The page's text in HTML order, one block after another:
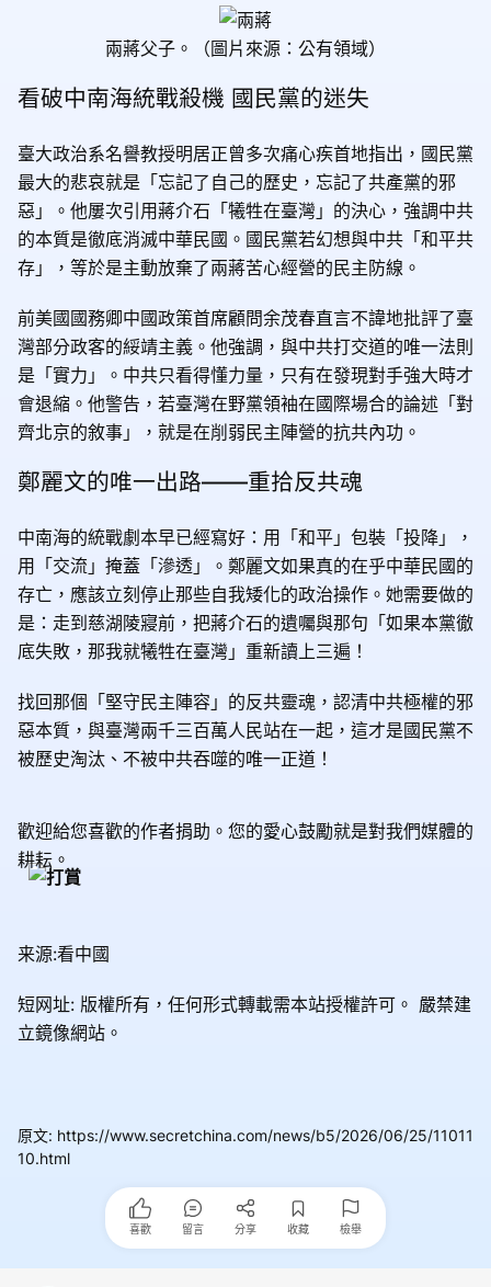
兩蔣父子。（圖片來源：公有領域）
看破中南海統戰殺機 國民黨的迷失
臺大政治系名譽教授明居正曾多次痛心疾首地指出，國民黨
最大的悲哀就是「忘記了自己的歷史，忘記了共產黨的邪
惡」。他屢次引用蔣介石「犧牲在臺灣」的決心，強調中共
的本質是徹底消滅中華民國。國民黨若幻想與中共「和平共
存」，等於是主動放棄了兩蔣苦心經營的民主防線。
前美國國務卿中國政策首席顧問余茂春直言不諱地批評了臺
灣部分政客的綏靖主義。他強調，與中共打交道的唯一法則
是「實力」。中共只看得懂力量，只有在發現對手強大時才
會退縮。他警告，若臺灣在野黨領袖在國際場合的論述「對
齊北京的敘事」，就是在削弱民主陣營的抗共內功。
鄭麗文的唯一出路——重拾反共魂
中南海的統戰劇本早已經寫好：用「和平」包裝「投降」，
用「交流」掩蓋「滲透」。鄭麗文如果真的在乎中華民國的
存亡，應該立刻停止那些自我矮化的政治操作。她需要做的
是：走到慈湖陵寢前，把蔣介石的遺囑與那句「如果本黨徹
底失敗，那我就犧牲在臺灣」重新讀上三遍！
找回那個「堅守民主陣容」的反共靈魂，認清中共極權的邪
惡本質，與臺灣兩千三百萬人民站在一起，這才是國民黨不
被歷史淘汰、不被中共吞噬的唯一正道！
歡迎給您喜歡的作者捐助。您的愛心鼓勵就是對我們媒體的
耕耘。
来源:看中國
短网址: 版權所有，任何形式轉載需本站授權許可。 嚴禁建
立鏡像網站。
原文: https://www.secretchina.com/news/b5/2026/06/25/11011
10.html
喜歡 留言 分享 收藏 檢舉